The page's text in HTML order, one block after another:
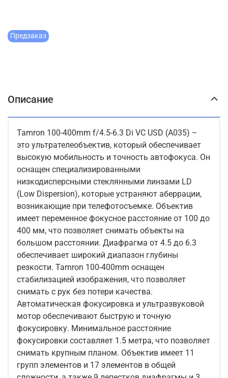
Предзаказ
Описание
Tamron 100-400mm f/4.5-6.3 Di VC USD (A035) –
это ультрателеобъектив, который обеспечивает
высокую мобильность и точность автофокуса. Он
оснащен специализированными
низкодисперсными стеклянными линзами LD
(Low Dispersion), которые устраняют аберрации,
возникающие при телефотосъемке. Объектив
имеет переменное фокусное расстояние от 100 до
400 мм, что позволяет снимать объекты на
большом расстоянии. Диафрагма от 4.5 до 6.3
обеспечивает широкий диапазон глубины
резкости. Tamron 100-400mm оснащен
стабилизацией изображения, что позволяет
снимать с рук без потери качества.
Автоматическая фокусировка и ультразвуковой
мотор обеспечивают быструю и точную
фокусировку. Минимальное расстояние
фокусировки составляет 1.5 метра, что позволяет
снимать крупным планом. Объектив имеет 11
групп элементов и 17 элементов в общей